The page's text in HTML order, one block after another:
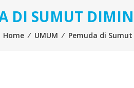
DI SUMUT
Home ⁄ UMUM ⁄ Pemuda di